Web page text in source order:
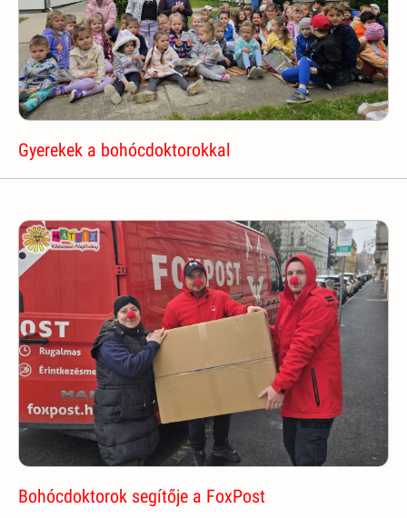
Gyerekek a bohócdoktorokkal
Bohócdoktorok segítője a FoxPost